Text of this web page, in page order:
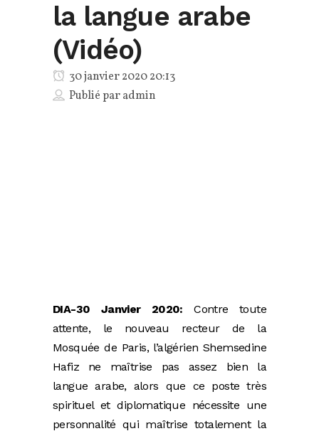
la langue arabe
(Vidéo)
30 janvier 2020 20:13
Publié paradmin
DIA-30 Janvier 2020:Contre toute
attente, le nouveau recteur de la
Mosquée de Paris, l’algérien Shemsedine
Hafiz ne maîtrise pas assez bien la
langue arabe, alors que ce poste très
spirituel et diplomatique nécessite une
personnalité qui maîtrise totalement la